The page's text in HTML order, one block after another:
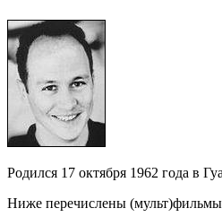
Родился 17 октября 1962 года в
Ниже перечислены